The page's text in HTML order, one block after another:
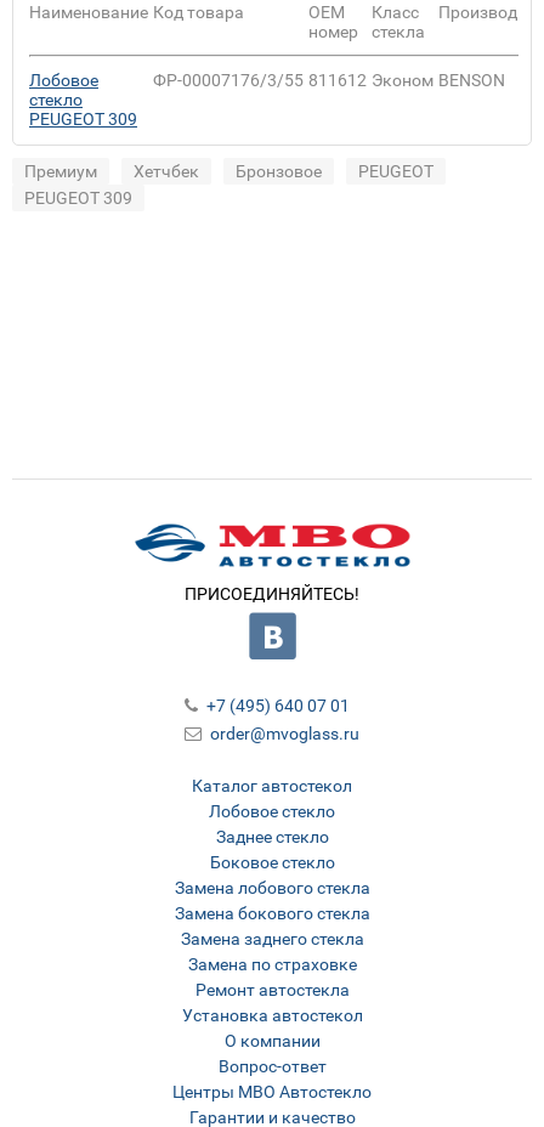
Наименование Код товара
ОЕМ
номер
Класс
стекла
Лобовое
стекло
PEUGEOT 309
ФР-00007176/3/55 811612 Эконом BENSON
Премиум Хетчбек Бронзовое
PEUGEOT
PEUGEOT 309
ПРИСОЕДИНЯЙТЕСЬ!
Каталог автостекол
Лобовое стекло
Заднее стекло
Боковое стекло
Замена лобового стекла
Замена бокового стекла
Замена заднего стекла
Замена по страховке
Ремонт автостекла
Установка автостекол
О компании
Вопрос-ответ
Центры МВО Автостекло
Гарантии и качество
+7 (495) 640 07 01
order@mvoglass.ru